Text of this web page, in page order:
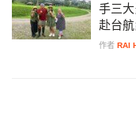
手三
赴台
作者 RAI